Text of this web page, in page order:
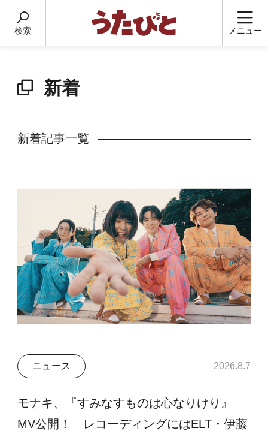
検索 メニュー
新着
新着記事一覧
ニュース 2026.8.7
モナキ、『すみなすものは心なりけり』
MV公開！ レコーディングにはELT・伊藤